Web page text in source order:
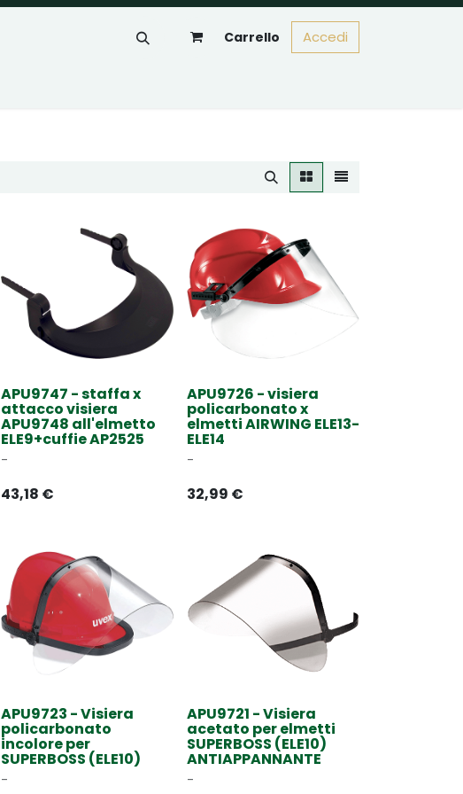
Carrello Accedi
APU9747 - staffa x
attacco visiera
APU9748 all'elmetto
ELE9+cuffie AP2525
-
43,18 €
APU9726 - visiera
policarbonato x
elmetti AIRWING ELE13-
ELE14
-
32,99 €
APU9723 - Visiera
policarbonato
incolore per
SUPERBOSS (ELE10)
-
APU9721 - Visiera
acetato per elmetti
SUPERBOSS (ELE10)
ANTIAPPANNANTE
-